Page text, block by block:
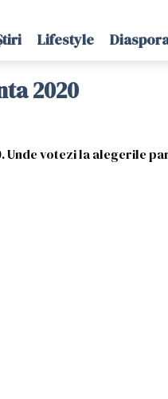
Lifestyle
2020
Unde votezi la alegerile